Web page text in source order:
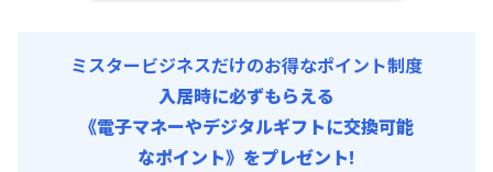
ミスタービジネスだけのお得なポイント制度
入居時に必ずもらえる
《電子マネーやデジタルギフトに交換可能
なポイント》をプレゼント!